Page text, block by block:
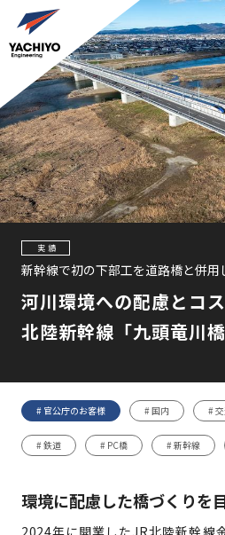
実績
新幹線で初の下部工を道路橋と併用
河川環境への配慮とコ
北陸新幹線「九頭竜川橋
# 官公庁のお客様 # 国内 #
# 鉄道 # PC橋 # 新幹線
環境に配慮した橋づくりを
2024年に開業したJR北陸新幹線